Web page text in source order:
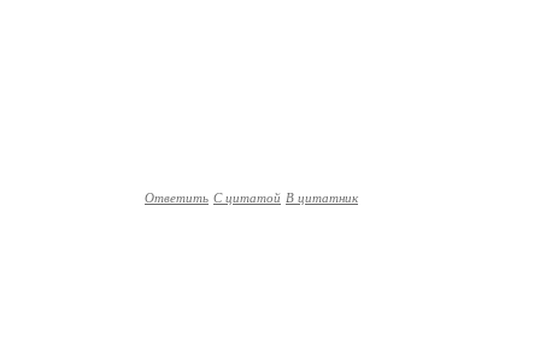
Ответить С цитатой В цитатник